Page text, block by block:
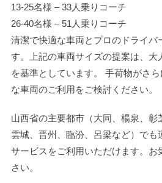
13-25名様 – 33人乗りコーチ
26-40名様 – 51人乗りコーチ
清潔で快適な車両とプロのドライバ
す。上記の車両サイズの提案は、大
を基準としています。 手荷物がさ
な車両のご利用をご検討ください。
山西省の主要都市（大同、楊泉、彰
雲城、晋州、臨汾、呂梁など）でも
サービスをご利用いただけます。お
さい。